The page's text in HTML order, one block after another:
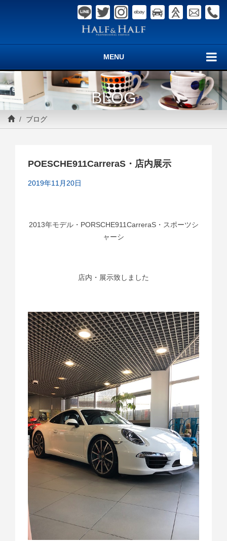
MENU
BLOG
ブログ
POESCHE911CarreraS・店内展示
2019年11月20日
2013年モデル・PORSCHE911CarreraS・スポーツシ
ャーシ
店内・展示致しました